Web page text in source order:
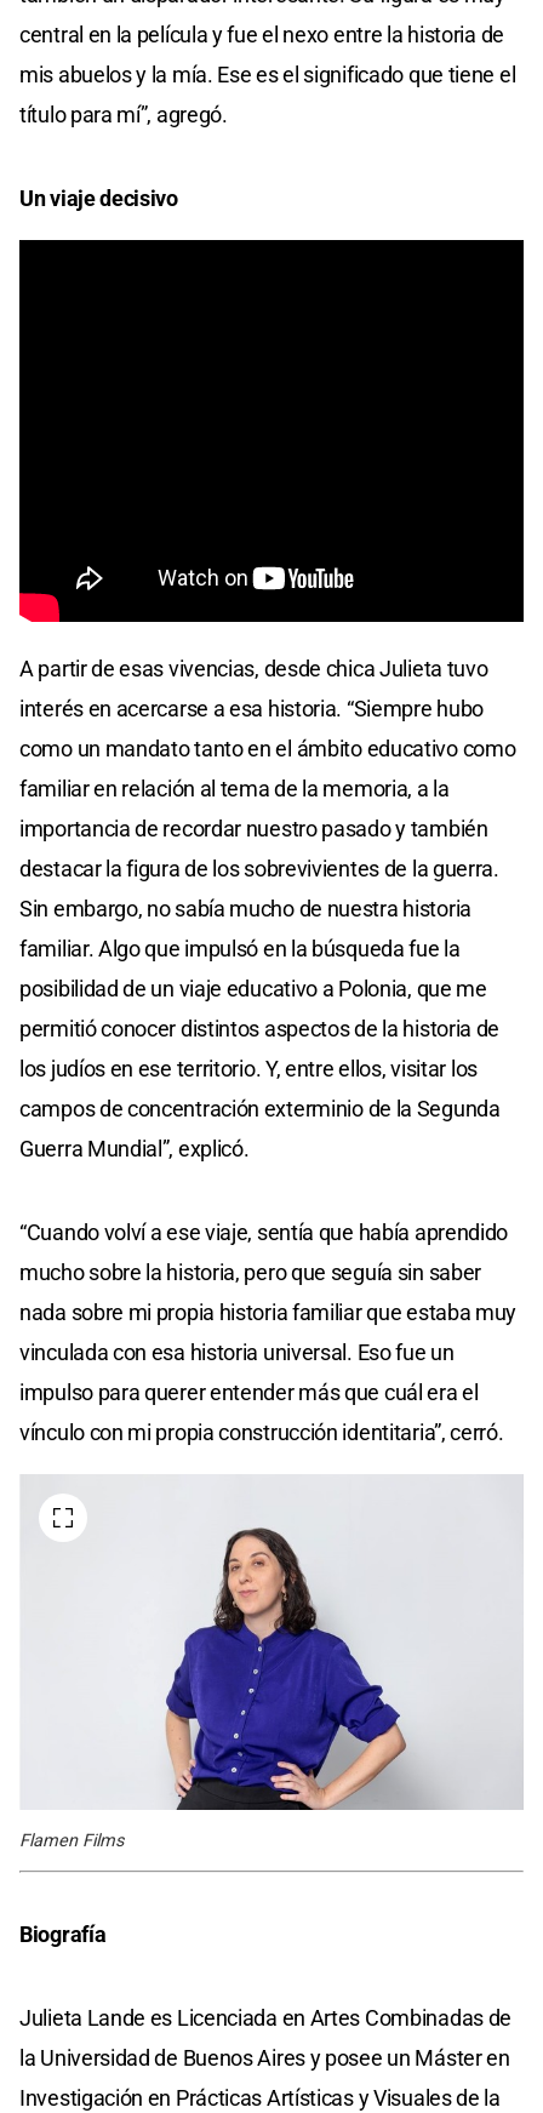
central en la película y fue el nexo entre la historia de
mis abuelos y la mía. Ese es el significado que tiene el
título para mí”, agregó.
Un viaje decisivo
A partir de esas vivencias, desde chica Julieta tuvo
interés en acercarse a esa historia. “Siempre hubo
como un mandato tanto en el ámbito educativo como
familiar en relación al tema de la memoria, a la
importancia de recordar nuestro pasado y también
destacar la figura de los sobrevivientes de la guerra.
Sin embargo, no sabía mucho de nuestra historia
familiar. Algo que impulsó en la búsqueda fue la
posibilidad de un viaje educativo a Polonia, que me
permitió conocer distintos aspectos de la historia de
los judíos en ese territorio. Y, entre ellos, visitar los
campos de concentración exterminio de la Segunda
Guerra Mundial”, explicó.
“Cuando volví a ese viaje, sentía que había aprendido
mucho sobre la historia, pero que seguía sin saber
nada sobre mi propia historia familiar que estaba muy
vinculada con esa historia universal. Eso fue un
impulso para querer entender más que cuál era el
vínculo con mi propia construcción identitaria”, cerró.
Flamen Films
Biografía
Julieta Lande es Licenciada en Artes Combinadas de
la Universidad de Buenos Aires y posee un Máster en
Investigación en Prácticas Artísticas y Visuales de la